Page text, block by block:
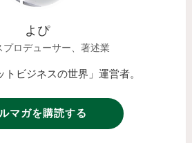
よぴ
プロデューサー、著述業
ビジネスの世界」運営者。
マガを購読する